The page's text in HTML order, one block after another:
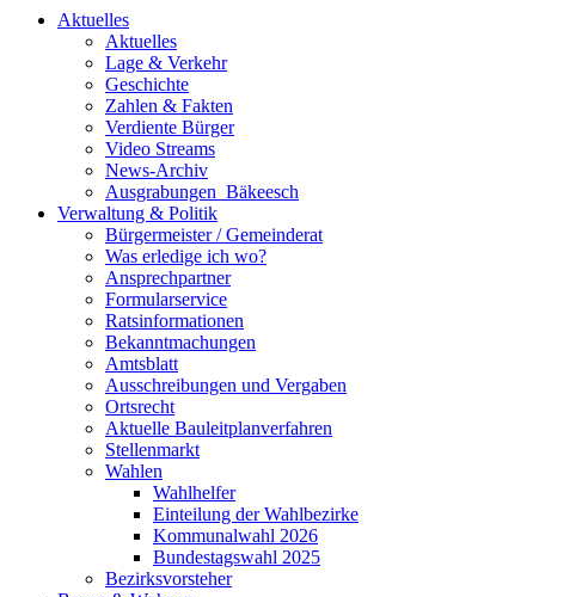
Aktuelles
Aktuelles
Lage & Verkehr
Geschichte
Zahlen & Fakten
Verdiente Bürger
Video Streams
News-Archiv
Ausgrabungen_Bäkeesch
Verwaltung & Politik
Bürgermeister / Gemeinderat
Was erledige ich wo?
Ansprechpartner
Formularservice
Ratsinformationen
Bekanntmachungen
Amtsblatt
Ausschreibungen und Vergaben
Ortsrecht
Aktuelle Bauleitplanverfahren
Stellenmarkt
Wahlen
Wahlhelfer
Einteilung der Wahlbezirke
Kommunalwahl 2026
Bundestagswahl 2025
Bezirksvorsteher